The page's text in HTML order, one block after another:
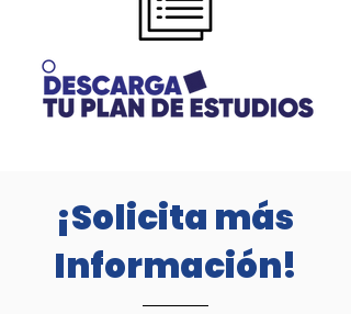
¡Solicita más
Información!